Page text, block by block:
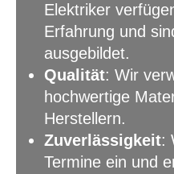
Elektriker
Erfahrung und
ausgebildet.
Qualität: Wir
hochwertige
Herstellern.
Zuverlässigkeit:
Termine ein und